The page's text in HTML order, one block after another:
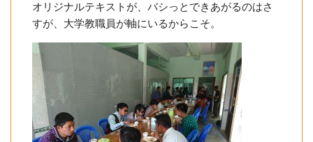
オリジナルテキストが、バシっとできあがるのはさ
すが、大学教職員が軸にいるからこそ。